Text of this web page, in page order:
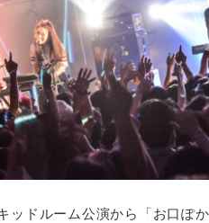
ッドルーム公演から「お口ぽ